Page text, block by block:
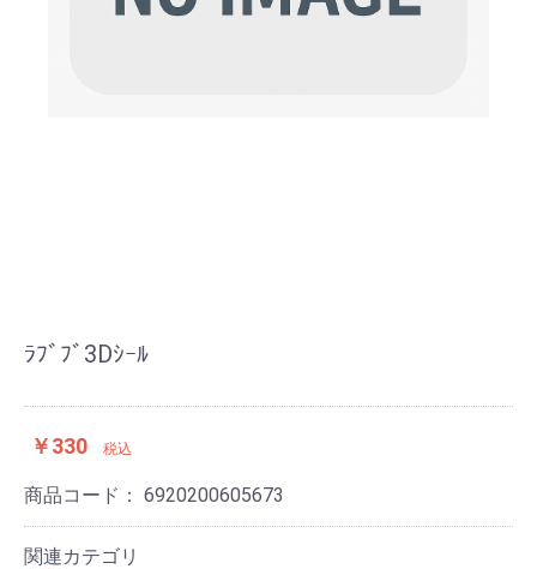
ﾗﾌﾞﾌﾞ3Dｼｰﾙ
￥330 税込
商品コード： 6920200605673
関連カテゴリ